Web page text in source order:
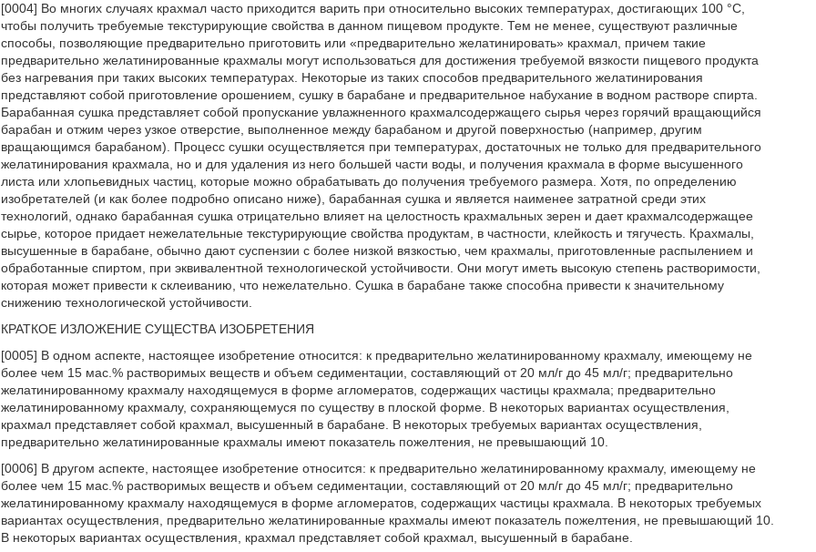
[0004] Во многих случаях крахмал часто приходится варить при относительно высоких температурах, достигающих 100 °C,
чтобы получить требуемые текстурирующие свойства в данном пищевом продукте. Тем не менее, существуют различные
способы, позволяющие предварительно приготовить или «предварительно желатинировать» крахмал, причем такие
предварительно желатинированные крахмалы могут использоваться для достижения требуемой вязкости пищевого продукта
без нагревания при таких высоких температурах. Некоторые из таких способов предварительного желатинирования
представляют собой приготовление орошением, сушку в барабане и предварительное набухание в водном растворе спирта.
Барабанная сушка представляет собой пропускание увлажненного крахмалсодержащего сырья через горячий вращающийся
барабан и отжим через узкое отверстие, выполненное между барабаном и другой поверхностью (например, другим
вращающимся барабаном). Процесс сушки осуществляется при температурах, достаточных не только для предварительного
желатинирования крахмала, но и для удаления из него большей части воды, и получения крахмала в форме высушенного
листа или хлопьевидных частиц, которые можно обрабатывать до получения требуемого размера. Хотя, по определению
изобретателей (и как более подробно описано ниже), барабанная сушка и является наименее затратной среди этих
технологий, однако барабанная сушка отрицательно влияет на целостность крахмальных зерен и дает крахмалсодержащее
сырье, которое придает нежелательные текстурирующие свойства продуктам, в частности, клейкость и тягучесть. Крахмалы,
высушенные в барабане, обычно дают суспензии с более низкой вязкостью, чем крахмалы, приготовленные распылением и
обработанные спиртом, при эквивалентной технологической устойчивости. Они могут иметь высокую степень растворимости,
которая может привести к склеиванию, что нежелательно. Сушка в барабане также способна привести к значительному
снижению технологической устойчивости.
КРАТКОЕ ИЗЛОЖЕНИЕ СУЩЕСТВА ИЗОБРЕТЕНИЯ
[0005] В одном аспекте, настоящее изобретение относится: к предварительно желатинированному крахмалу, имеющему не
более чем 15 мас.% растворимых веществ и объем седиментации, составляющий от 20 мл/г до 45 мл/г; предварительно
желатинированному крахмалу находящемуся в форме агломератов, содержащих частицы крахмала; предварительно
желатинированному крахмалу, сохраняющемуся по существу в плоской форме. В некоторых вариантах осуществления,
крахмал представляет собой крахмал, высушенный в барабане. В некоторых требуемых вариантах осуществления,
предварительно желатинированные крахмалы имеют показатель пожелтения, не превышающий 10.
[0006] В другом аспекте, настоящее изобретение относится: к предварительно желатинированному крахмалу, имеющему не
более чем 15 мас.% растворимых веществ и объем седиментации, составляющий от 20 мл/г до 45 мл/г; предварительно
желатинированному крахмалу находящемуся в форме агломератов, содержащих частицы крахмала. В некоторых требуемых
вариантах осуществления, предварительно желатинированные крахмалы имеют показатель пожелтения, не превышающий 10.
В некоторых вариантах осуществления, крахмал представляет собой крахмал, высушенный в барабане.